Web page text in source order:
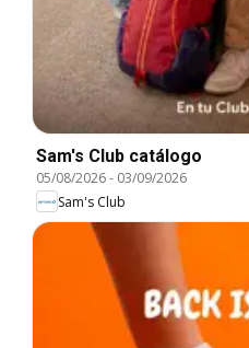
Sam's Club catálogo
05/08/2026- 03/09/2026
Sam's Club